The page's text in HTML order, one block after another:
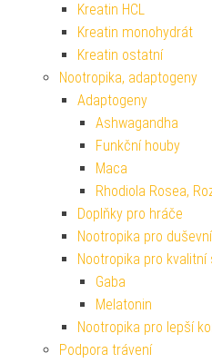
Kreatin HCL
Kreatin monohydrát
Kreatin ostatní
Nootropika, adaptogeny
Adaptogeny
Ashwagandha
Funkční houby
Maca
Rhodiola Rosea,
Doplňky pro hráče
Nootropika pro
Nootropika pro kvalitní
Gaba
Melatonin
Nootropika pro lepší
Podpora trávení